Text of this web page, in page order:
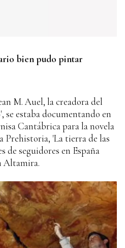
bien pudo pintar
M. Auel, la creadora del
se estaba documentando en
Cantábrica para la novela
Prehistoria, 'La tierra de las
de seguidores en España
Altamira.